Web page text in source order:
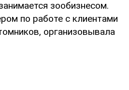
зообизнесом.
по работе с клиентами
организовывала